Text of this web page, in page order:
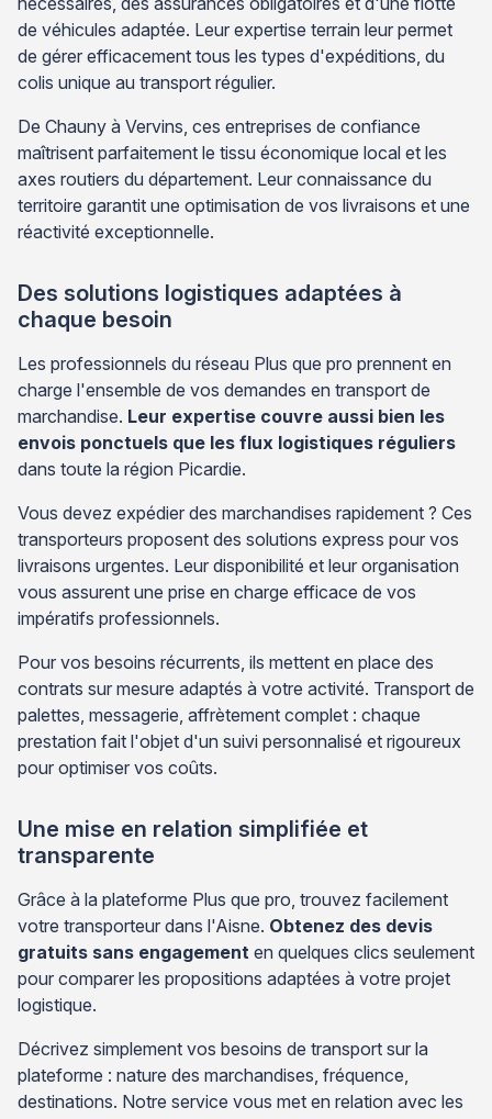
de véhicules adaptée. Leur expertise terrain leur permet
de gérer efficacement tous les types d'expéditions, du
colis unique au transport régulier.
De Chauny à Vervins, ces entreprises de confiance
maîtrisent parfaitement le tissu économique local et les
axes routiers du département. Leur connaissance du
territoire garantit une optimisation de vos livraisons et une
réactivité exceptionnelle.
Des solutions logistiques adaptées à
chaque besoin
Les professionnels du réseau Plus que pro prennent en
charge l'ensemble de vos demandes en transport de
marchandise. Leur expertise couvre aussi bien les
envois ponctuels que les flux logistiques réguliers
dans toute la région Picardie.
Vous devez expédier des marchandises rapidement ? Ces
transporteurs proposent des solutions express pour vos
livraisons urgentes. Leur disponibilité et leur organisation
vous assurent une prise en charge efficace de vos
impératifs professionnels.
Pour vos besoins récurrents, ils mettent en place des
contrats sur mesure adaptés à votre activité. Transport de
palettes, messagerie, affrètement complet : chaque
prestation fait l'objet d'un suivi personnalisé et rigoureux
pour optimiser vos coûts.
Une mise en relation simplifiée et
transparente
Grâce à la plateforme Plus que pro, trouvez facilement
votre transporteur dans l'Aisne. Obtenez des devis
gratuits sans engagement en quelques clics seulement
pour comparer les propositions adaptées à votre projet
logistique.
Décrivez simplement vos besoins de transport sur la
plateforme : nature des marchandises, fréquence,
destinations. Notre service vous met en relation avec les